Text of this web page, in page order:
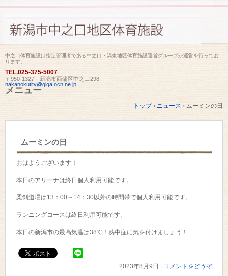
中之口体育施設は指定管理者である中之口・潟東地区体育施設運営グループが運営を行ってお
ります。
TEL.025-375-5007
〒950-1327 新潟市西蒲区中之口298
nakanokutity@giga.ocn.ne.jp
メニュー
トップ › ニュース › ムーミンの日
ムーミンの日
おはようございます！
本日のアリーナは終日個人利用可能です。
柔剣道場は13：00～14：30以外の時間帯で個人利用可能です。
ランニングコースは終日利用可能です。
本日の新潟市の最高気温は38℃！熱中症に気を付けましょう！
2023年8月9日
コメントをどうぞ